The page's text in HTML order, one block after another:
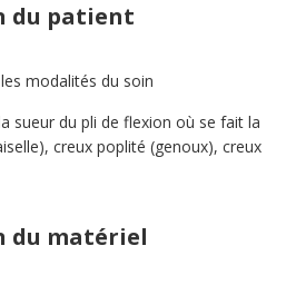
du patient
modalités du soin
sueur du pli de flexion où se fait la
creux poplité (genoux), creux
du matériel